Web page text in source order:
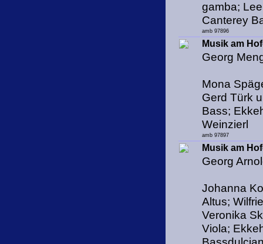
gamba;
Canterey
amb 97896
Musik am
Georg
Mona
Gerd Türk
Bass;
Weinzierl
amb 97897
Musik am
Georg
Johanna
Altus;
Veronika
Viola;